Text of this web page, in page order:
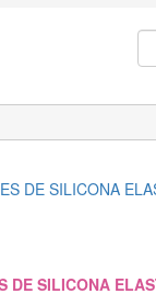
DE SILICONA